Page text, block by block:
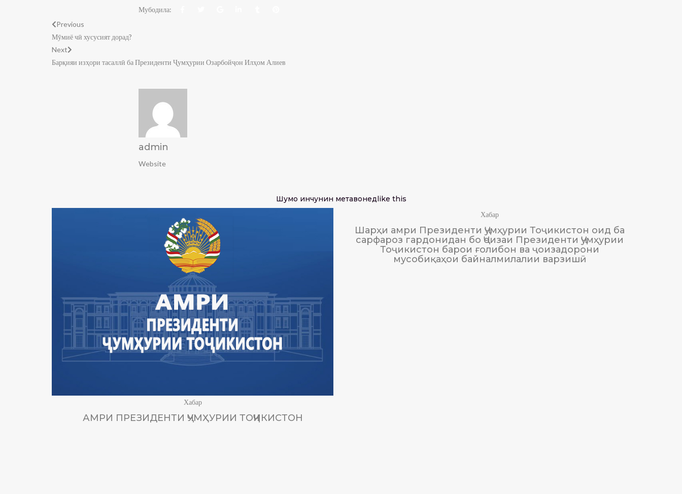
Мубодила:
Previous
Мӯмиё чӣ хусусият дорад?
Next
Барқияи изҳори тасаллӣ ба Президенти Ҷумҳурии Озарбойҷон Илҳом Алиев
admin
Website
Шумо инчунин метавонедlike this
Хабар
АМРИ ПРЕЗИДЕНТИ ҶУМҲУРИИ ТОҶИКИСТОН
Хабар
Шарҳи амри Президенти Ҷумҳурии Тоҷикистон оид ба
сарфароз гардонидан бо Ҷоизаи Президенти Ҷумҳурии
Тоҷикистон барои ғолибон ва ҷоизадорони
мусобиқаҳои байналмилалии варзишӣ